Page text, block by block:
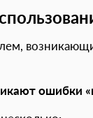
ошибки